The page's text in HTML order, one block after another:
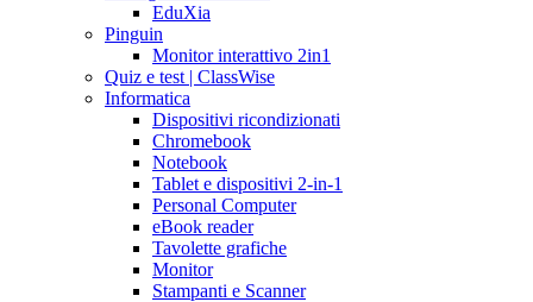
EduXia
Pinguin
Monitor interattivo 2in1
Quiz e test | ClassWise
Informatica
Dispositivi ricondizionati
Chromebook
Notebook
Tablet e dispositivi 2-in-1
Personal Computer
eBook reader
Tavolette grafiche
Monitor
Stampanti e Scanner